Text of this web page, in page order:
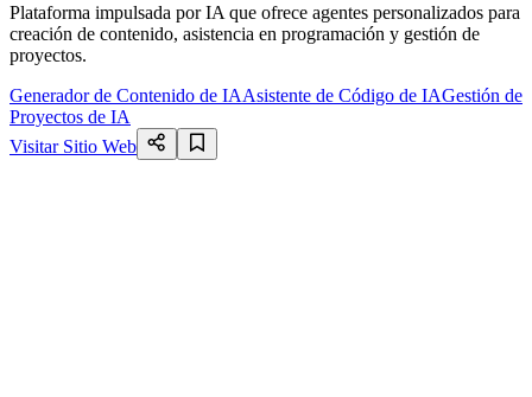
Plataforma impulsada por IA que ofrece agentes personalizados para
creación de contenido, asistencia en programación y gestión de
proyectos.
Generador de Contenido de IAAsistente de Código de IAGestión de
Proyectos de IA
Visitar Sitio Web